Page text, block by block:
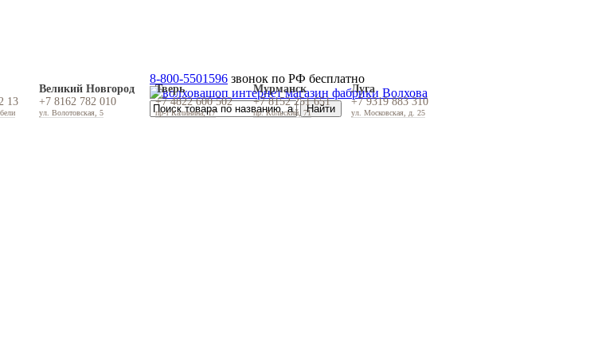
13
Великий Новгород
+7 8162 782 010
ул. Волотовская, 5
Тверь
+7 4822 600 502
пр-т Калинина, 17
Мурманск
+7 8152 251 651
пр. Кольский, 71
Луга
+7 9319 883 310
ул. Московская, д. 25
8-800-5501596 звонок по РФ бесплатно